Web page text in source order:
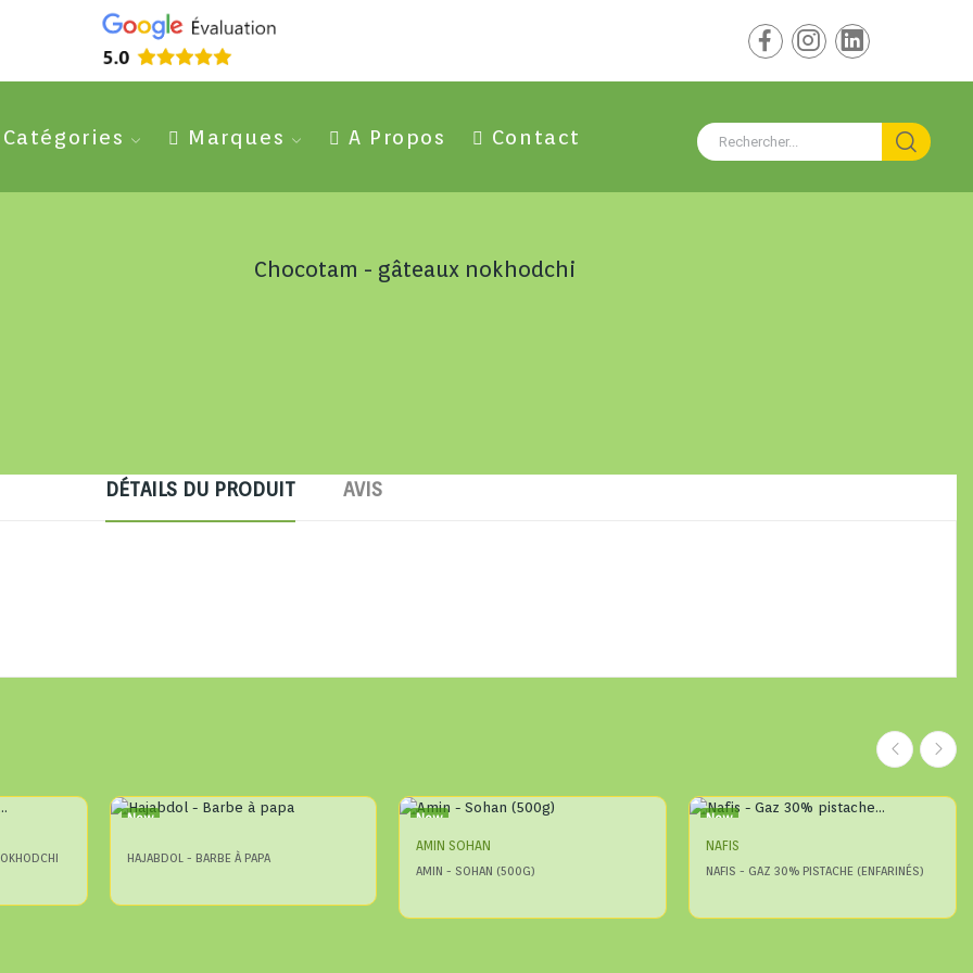
Catégories Marques A Propos Contact
Chocotam - gâteaux nokhodchi
DÉTAILS DU PRODUIT AVIS
New
HAJABDOL - BARBE À PAPA
New
AMIN SOHAN
AMIN - SOHAN (500G)
New
NAFIS
NAFIS - GAZ 30% PISTACHE (ENFARINÉS)